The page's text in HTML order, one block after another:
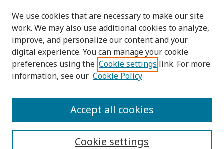
Browse
Collections
Disciplines
Authors
Author Corner
We use cookies that are necessary to make our site
work. We may also use additional cookies to analyze,
improve, and personalize our content and your
digital experience. You can manage your cookie
preferences using the Cookie settings link. For more
information, see our Cookie Policy
Cookie settings
Accept all cookies